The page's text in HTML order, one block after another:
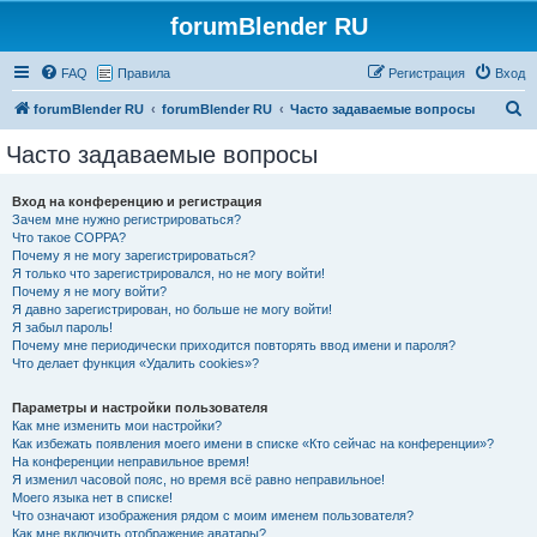
forumBlender RU
FAQ Правила Вход
Регистрация
forumBlender RU forumBlender RU Часто задаваемые вопросы
Часто задаваемые вопросы
Вход на конференцию и регистрация
Зачем мне нужно регистрироваться?
Что такое COPPA?
Почему я не могу зарегистрироваться?
Я только что зарегистрировался, но не могу войти!
Почему я не могу войти?
Я давно зарегистрирован, но больше не могу войти!
Я забыл пароль!
Почему мне периодически приходится повторять ввод имени и пароля?
Что делает функция «Удалить cookies»?
Параметры и настройки пользователя
Как мне изменить мои настройки?
Как избежать появления моего имени в списке «Кто сейчас на конференции»?
На конференции неправильное время!
Я изменил часовой пояс, но время всё равно неправильное!
Моего языка нет в списке!
Что означают изображения рядом с моим именем пользователя?
Как мне включить отображение аватары?